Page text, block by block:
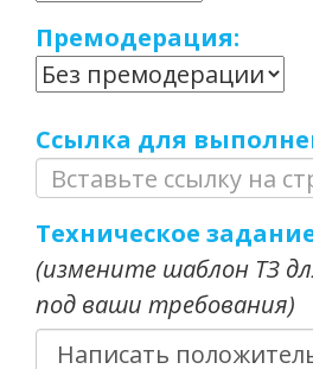
Премодерация:
Ссылка для
Техническое
(измените шаблон ТЗ
под ваши требования)